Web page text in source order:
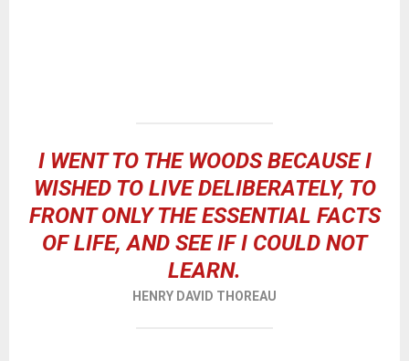
I WENT TO THE WOODS BECAUSE I
WISHED TO LIVE DELIBERATELY, TO
FRONT ONLY THE ESSENTIAL FACTS
OF LIFE, AND SEE IF I COULD NOT
LEARN.
HENRY DAVID THOREAU